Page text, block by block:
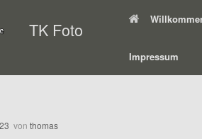
TK Foto
Impressum
von thomas